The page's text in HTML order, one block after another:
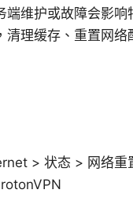
端维护或故障会影
理缓存、重置网络
> 状态 > 网络重